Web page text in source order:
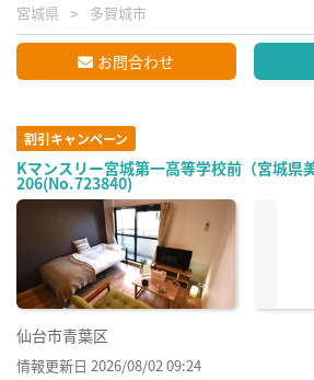
宮城県 多賀城市
お問合わせ
割引キャンペーン
Kマンスリー宮城第一高等学校前（宮城県
206(No.723840)
仙台市青葉区
情報更新日 2026/08/02 09:24